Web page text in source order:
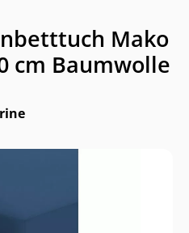
Mako
cm Baumwolle